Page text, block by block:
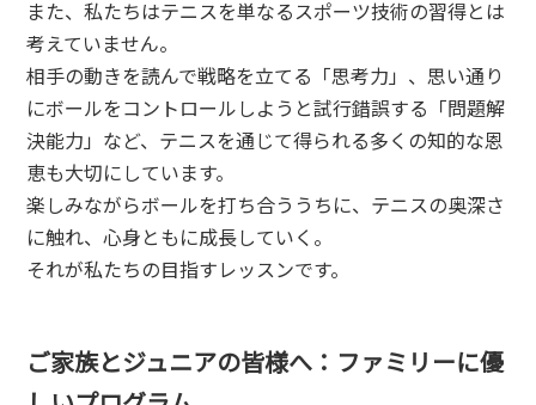
また、私たちはテニスを単なるスポーツ技術の習得とは
考えていません。
相手の動きを読んで戦略を立てる「思考力」、思い通り
にボールをコントロールしようと試行錯誤する「問題解
決能力」など、テニスを通じて得られる多くの知的な恩
恵も大切にしています。
楽しみながらボールを打ち合ううちに、テニスの奥深さ
に触れ、心身ともに成長していく。
それが私たちの目指すレッスンです。
ご家族とジュニアの皆様へ：ファミリーに優